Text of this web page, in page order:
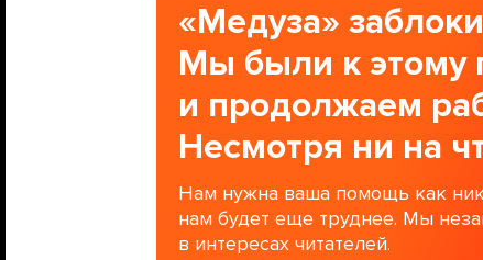
«Медуза»
Мы были к этому
и продолжаем
Несмотря ни на
Нам нужна ваша помощь как
нам будет еще труднее. Мы
в интересах читателей.